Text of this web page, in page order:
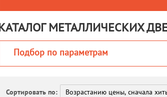
КАТАЛОГ МЕТАЛЛИЧЕСКИХ
Подбор по параметрам
Сортировать по: